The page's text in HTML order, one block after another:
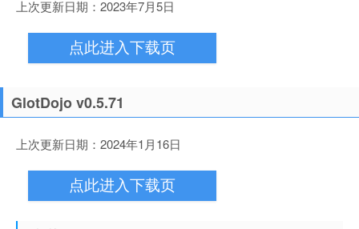
上次更新日期：2023年7月5日
点此进入下载页
GlotDojo v0.5.71
上次更新日期：2024年1月16日
点此进入下载页